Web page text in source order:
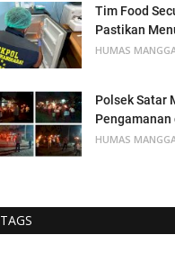
Tim Food
Pastikan
HUMAS
Polsek Satar
Pengamanan
HUMAS
TAGS